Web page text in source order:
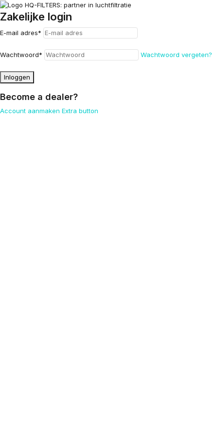
Zakelijke login
E-mail adres*
Wachtwoord* Wachtwoord vergeten?
Inloggen
Become a dealer?
Account aanmaken Extra button